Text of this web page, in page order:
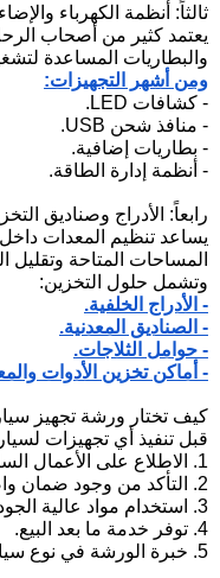
ثالثاً: أنظمة الكهرباء
يعتمد كثير من أصحاب
والبطاريات المساعدة
ومن أشهر التجهيزات:
- كشافات LED.
- منافذ شحن USB.
- بطاريات إضافية.
- أنظمة إدارة الطاقة.
رابعاً: الأدراج وصناديق
يساعد تنظيم المعدات
المساحات المتاحة وتقليل
وتشمل حلول التخزين:
- الأدراج الخلفية.
- الصناديق المعدنية.
- حوامل الثلاجات.
- أماكن تخزين الأدوات
كيف تختار ورشة تجهيز
قبل تنفيذ أي تجهيزات
1. الاطلاع على الأعمال السابقة.
2. التأكد من وجود ضمان واضح.
3. استخدام مواد عالية الجودة.
4. توفر خدمة ما بعد البيع.
5. خبرة الورشة في نوع سيارتك.